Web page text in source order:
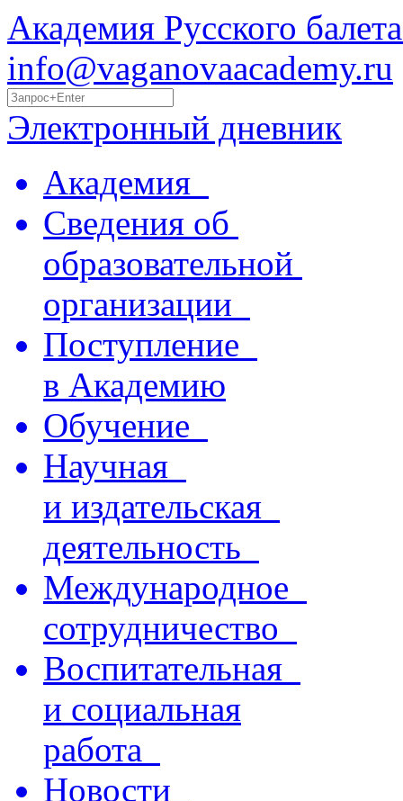
Академия Русского
info@vaganovaacademy.ru
Электронный дневник
Академия
Сведения об
образовательной
организации
Поступление
в Академию
Обучение
Научная
и издательская
деятельность
Международное
сотрудничество
Воспитательная
и социальная
работа
Новости